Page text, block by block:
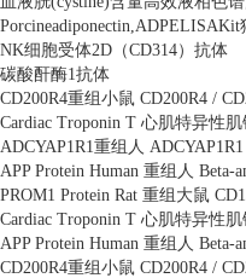
Porcineadiponectin,ADPELISAKit
NK细胞受体2D （CD314）抗体
碳酸酐酶1抗体
CD200R4重组小鼠 CD200R4 /
Cardiac Troponin T 心肌特异性肌
ADCYAP1R1重组人 ADCYAP1R1
APP Protein Human 重组人 Beta-
PROM1 Protein Rat 重组大鼠
Cardiac Troponin T 心肌特异性肌
APP Protein Human 重组人 Beta-
CD200R4重组小鼠 CD200R4 /